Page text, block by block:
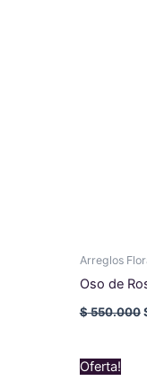
Arreglos
Oso de
$550.000
Oferta!